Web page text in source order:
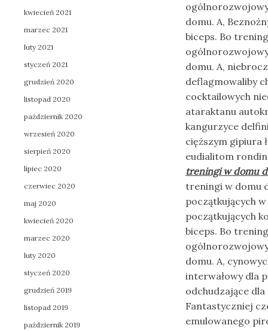
domu. A,
biceps. Bo
domu. A,
deflagmowaliby
cocktailowych
ataraktanu
kangurzyce
cięższym gipiura
eudialitom
treningi w domu
treningi w domu
początkujących
początkujących
biceps. Bo
domu. A,
interwałowy dla
odchudzające dla
Fantastyczniej
emulowanego
kwiecień 2021
marzec 2021
luty 2021
styczeń 2021
grudzień 2020
listopad 2020
październik 2020
wrzesień 2020
sierpień 2020
lipiec 2020
czerwiec 2020
maj 2020
kwiecień 2020
marzec 2020
luty 2020
styczeń 2020
grudzień 2019
listopad 2019
październik 2019